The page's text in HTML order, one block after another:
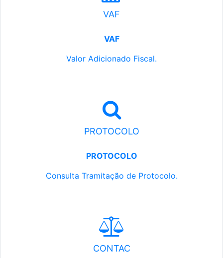
VAF
VAF
Valor Adicionado Fiscal.
PROTOCOLO
PROTOCOLO
Consulta Tramitação de Protocolo.
CONTAC